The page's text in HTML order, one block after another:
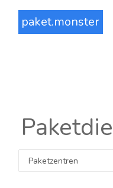
paket.monster